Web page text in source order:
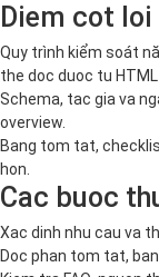
Diem cot loi
Quy trình kiểm soát
the doc duoc tu
Schema, tac gia va
overview.
Bang tom tat,
hon.
Cac buoc
Xac dinh nhu cau va
Doc phan tom tat,